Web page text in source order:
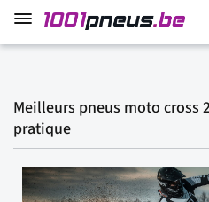
Meilleurs pneus moto cross
pratique